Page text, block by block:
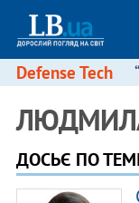
Defense Tech
ДОСЬЄ ПО